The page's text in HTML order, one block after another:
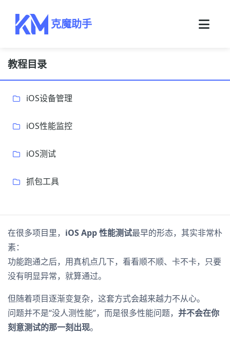
克魔助手
教程目录
iOS设备管理
iOS性能监控
iOS测试
抓包工具
在很多项目里， iOS App 性能测试最早的形态，其实非常朴
素：
功能跑通之后，用真机点几下，看看顺不顺、卡不卡，只要
没有明显异常，就算通过。
但随着项目逐渐变复杂，这套方式会越来越力不从心。
问题并不是“没人测性能”，而是很多性能问题， 并不会在你
刻意测试的那一刻出现。